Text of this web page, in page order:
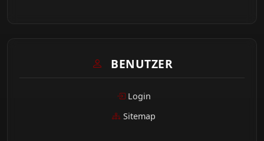
BENUTZER
Login
Sitemap